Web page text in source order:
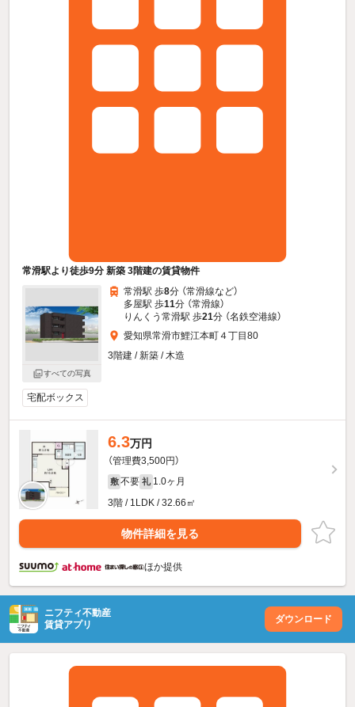
常滑駅より徒歩9分 新築 3階建の賃貸物件
すべての写真
常滑駅 歩8分 （常滑線など）
多屋駅 歩11分 （常滑線）
りんくう常滑駅 歩21分 （名鉄空港線）
愛知県常滑市鯉江本町４丁目80
3階建 / 新築 / 木造
宅配ボックス
6.3万円
（管理費3,500円）
敷 不要 礼 1.0ヶ月
3階 / 1LDK / 32.66㎡
物件詳細を見る
ほか提供
ニフティ不動産
賃貸アプリ
ダウンロード